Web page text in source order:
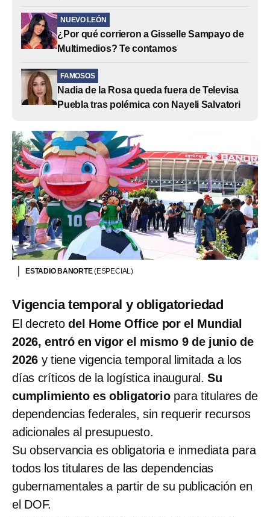
NUEVO LEÓN
¿Por qué corrieron a Gisselle Sampayo de
Multimedios? Te contamos
FAMOSOS
Nadia de la Rosa queda fuera de Televisa
Puebla tras polémica con Nayeli Salvatori
ESTADIO BANORTE(ESPECIAL)
Vigencia temporal y obligatoriedad
El decretodel Home Office por el Mundial
2026, entró en vigor el mismo 9 de junio de
2026 y tiene vigencia temporal limitada a los
días críticos de la logística inaugural. Su
cumplimiento es obligatoriopara titulares de
dependencias federales, sin requerir recursos
adicionales al presupuesto.
Su observancia es obligatoria e inmediata para
todos los titulares de las dependencias
gubernamentales a partir de su publicación en
el DOF.